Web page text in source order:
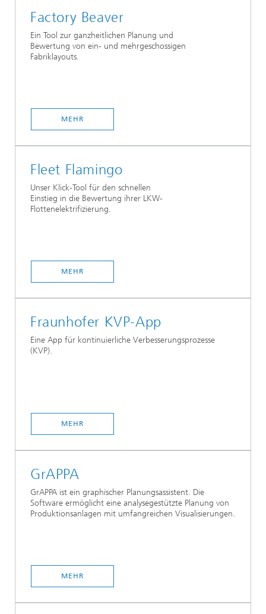
Factory Beaver
Ein Tool zur ganzheitlichen Planung und
Bewertung von ein- und mehrgeschossigen
Fabriklayouts.
MEHR
Fleet Flamingo
Unser Klick-Tool für den schnellen
Einstieg in die Bewertung ihrer LKW-
Flottenelektrifizierung.
MEHR
Fraunhofer KVP-App
Eine App für kontinuierliche Verbesserungsprozesse
(KVP).
MEHR
GrAPPA
GrAPPA ist ein graphischer Planungsassistent. Die
Software ermöglicht eine analysegestützte Planung von
Produktionsanlagen mit umfangreichen Visualisierungen.
MEHR